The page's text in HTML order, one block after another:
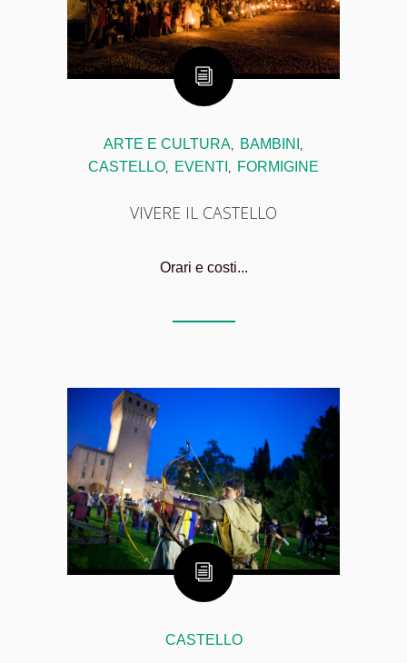
ARTE E CULTURA, BAMBINI ,
CASTELLO, EVENTI , FORMIGINE
VIVERE IL CASTELLO
Orari e costi...
CASTELLO